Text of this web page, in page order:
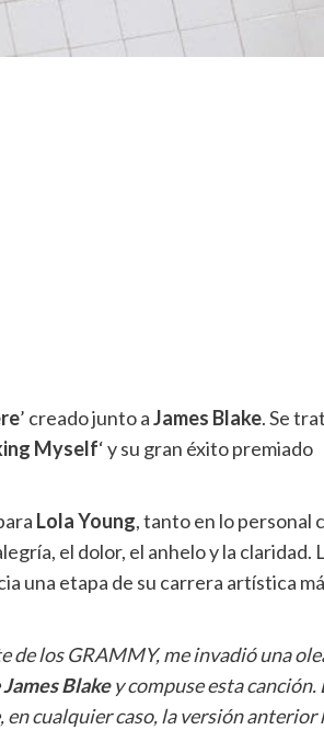
’ creado junto aJames Blake. Se
Myself‘ y su gran éxito premiado
Lola Young, tanto en lo personal
el dolor, el anhelo y la claridad.
una etapa de su carrera artística
de los GRAMMY, me invadió una
James Blakey compuse esta canción.
cualquier caso, la versión anterior